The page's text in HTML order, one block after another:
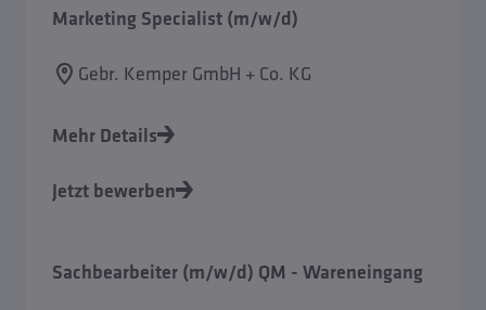
Marketing Specialist (m/w/d)
Gebr. Kemper GmbH + Co. KG
Mehr Details
Jetzt bewerben
Sachbearbeiter (m/w/d) QM - Wareneingang